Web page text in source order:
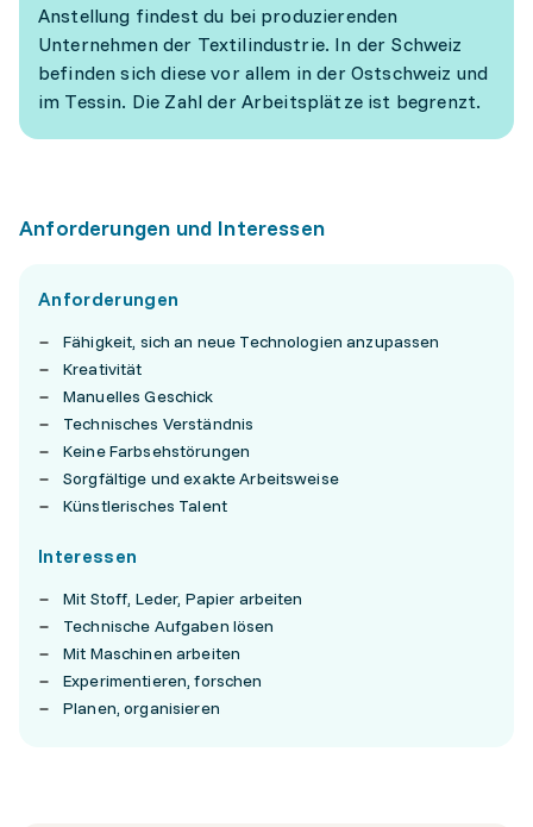
Anstellung findest du bei produzierenden
Unternehmen der Textilindustrie. In der Schweiz
befinden sich diese vor allem in der Ostschweiz und
im Tessin. Die Zahl der Arbeitsplätze ist begrenzt.
Anforderungen und Interessen
Anforderungen
Fähigkeit, sich an neue Technologien anzupassen
Kreativität
Manuelles Geschick
Technisches Verständnis
Keine Farbsehstörungen
Sorgfältige und exakte Arbeitsweise
Künstlerisches Talent
Interessen
Mit Stoff, Leder, Papier arbeiten
Technische Aufgaben lösen
Mit Maschinen arbeiten
Experimentieren, forschen
Planen, organisieren